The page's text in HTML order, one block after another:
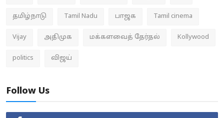
தமிழ்நாடு Tamil Nadu பாஜக Tamil cinema
Vijay அதிமுக மக்களவைத் தேர்தல் Kollywood
politics விஜய்
Follow Us